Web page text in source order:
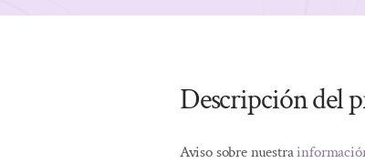
Descripción del
Aviso sobre nuestra